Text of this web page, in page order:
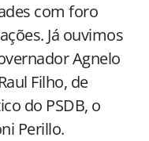
com foro
Já ouvimos
Agnelo
Filho, de
do PSDB, o
Perillo.